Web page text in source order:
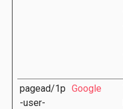
pagead/1p
-user-
Google